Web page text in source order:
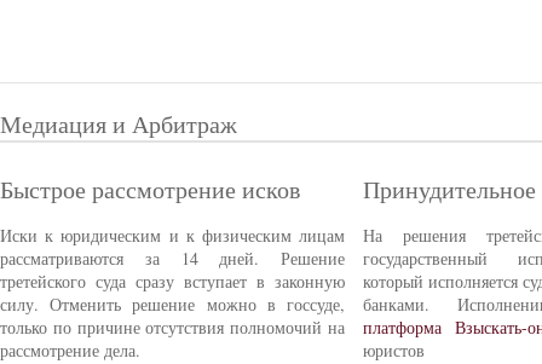
Медиация и Арбитраж
Быстрое рассмотрение исков
Иски к юридическим и к физическим лицам
рассматриваются за 14 дней. Решение
третейского суда сразу вступает в законную
силу. Отменить решение можно в госсуде,
только по причине отсутствия полномочий на
рассмотрение дела.
На решения
государственный
который исполняется
банками.
платформа Взыскать-
юристов